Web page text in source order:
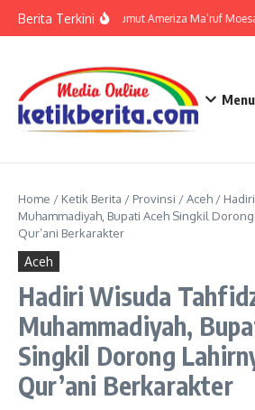
Berita TerkiniKPwBI Sumut Ameriza Ma’ruf
Menu
Home / Ketik Berita / Provinsi /Aceh /
Muhammadiyah, Bupati Aceh Singkil
Qur’ani Berkarakter
Aceh
Hadiri Wisuda
Muhammadiyah,
Singkil Dorong
Qur’ani Berkarakter